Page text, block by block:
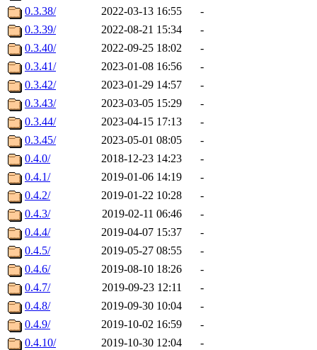
0.3.38/
2022-03-13 16:55
-
0.3.39/
2022-08-21 15:34
-
0.3.40/
2022-09-25 18:02
-
0.3.41/
2023-01-08 16:56
-
0.3.42/
2023-01-29 14:57
-
0.3.43/
2023-03-05 15:29
-
0.3.44/
2023-04-15 17:13
-
0.3.45/
2023-05-01 08:05
-
0.4.0/
2018-12-23 14:23
-
0.4.1/
2019-01-06 14:19
-
0.4.2/
2019-01-22 10:28
-
0.4.3/
2019-02-11 06:46
-
0.4.4/
2019-04-07 15:37
-
0.4.5/
2019-05-27 08:55
-
0.4.6/
2019-08-10 18:26
-
0.4.7/
2019-09-23 12:11
-
0.4.8/
2019-09-30 10:04
-
0.4.9/
2019-10-02 16:59
-
0.4.10/
2019-10-30 12:04
-